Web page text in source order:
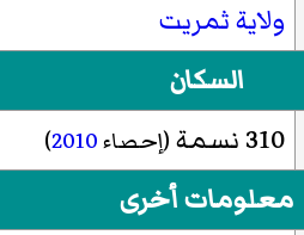
ولاية ثمريت
السكان
310 نسمة (إحصاء2010
)
معلومات أخرى